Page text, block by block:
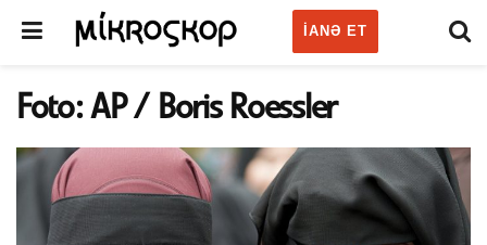
IANƏ ET
Foto: AP / Boris Roessler